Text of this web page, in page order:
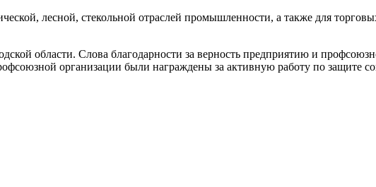
лесной, стекольной отраслей промышленности, а также для
области. Слова благодарности за верность предприятию и
организации были награждены за активную работу по защите